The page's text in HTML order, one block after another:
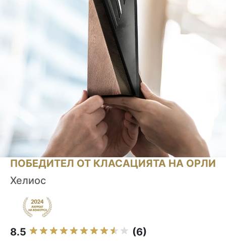
ПОБЕДИТЕЛ ОТ КЛАСАЦИЯТА НА ОРЛИ
Хелиос
8.5 (6)